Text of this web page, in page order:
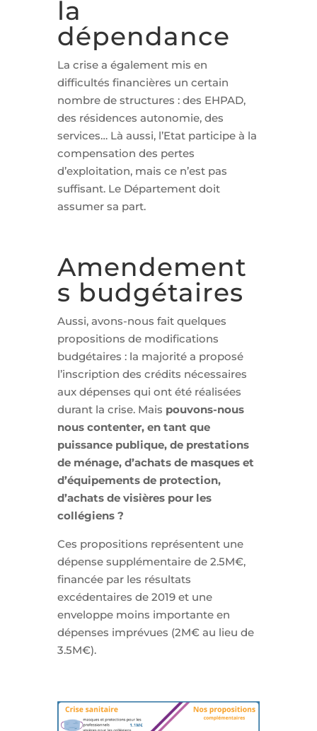
la
dépendance
La crise a également mis en
difficultés financières un certain
nombre de structures : des EHPAD,
des résidences autonomie, des
services… Là aussi, l’Etat participe à la
compensation des pertes
d’exploitation, mais ce n’est pas
suffisant. Le Département doit
assumer sa part.
Amendement
s budgétaires
Aussi, avons-nous fait quelques
propositions de modifications
budgétaires : la majorité a proposé
l’inscription des crédits nécessaires
aux dépenses qui ont été réalisées
durant la crise. Mais pouvons-nous
nous contenter, en tant que
puissance publique, de prestations
de ménage, d’achats de masques et
d’équipements de protection,
d’achats de visières pour les
collégiens ?
Ces propositions représentent une
dépense supplémentaire de 2.5M€,
financée par les résultats
excédentaires de 2019 et une
enveloppe moins importante en
dépenses imprévues (2M€ au lieu de
3.5M€).